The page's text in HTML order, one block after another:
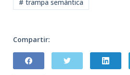
# trampa semántica
Compartir: